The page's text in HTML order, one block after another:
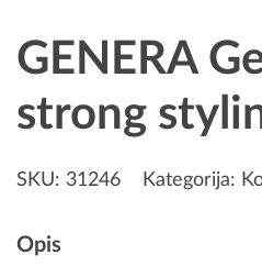
GENERA
strong
SKU: 31246 Kategorija:
Opis